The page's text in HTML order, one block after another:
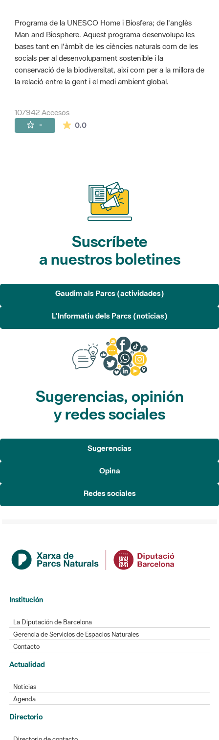
Programa de la UNESCO Home i Biosfera; de l'anglès
Man and Biosphere. Aquest programa desenvolupa les
bases tant en l'àmbit de les ciències naturals com de les
socials per al desenvolupament sostenible i la
conservació de la biodiversitat, així com per a la millora de
la relació entre la gent i el medi ambient global.
107942 Accesos
- 0.0La valoración media es de 0 estrellas de
Suscríbete
a nuestros boletines
Gaudim als Parcs (actividades)
L'Informatiu dels Parcs (noticias)
Sugerencias, opinión
y redes sociales
Sugerencias
Opina
Redes sociales
Institución
La Diputación de Barcelona
Gerencia de Servicios de Espacios Naturales
Contacto
Actualidad
Noticias
Agenda
Directorio